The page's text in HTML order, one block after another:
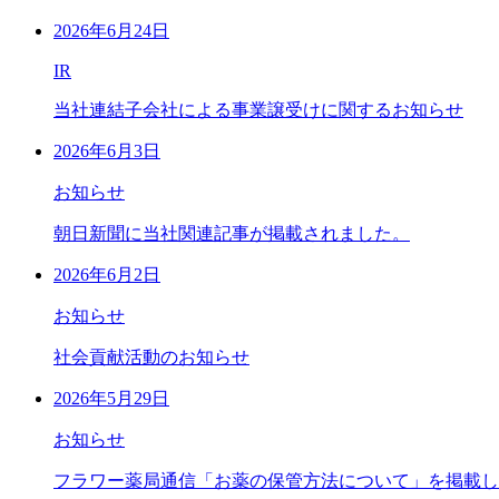
2026年6月24日
IR
当社連結子会社による事業譲受けに関するお知らせ
2026年6月3日
お知らせ
朝日新聞に当社関連記事が掲載されました。
2026年6月2日
お知らせ
社会貢献活動のお知らせ
2026年5月29日
お知らせ
フラワー薬局通信「お薬の保管方法について」を掲載